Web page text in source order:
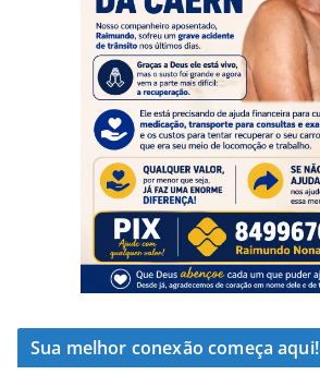
Sua melhor conexão começa aqui!